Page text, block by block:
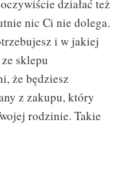
działać też
nic Ci nie dolega.
i w jakiej
sklepu
że będziesz
z zakupu, który
rodzinie. Takie